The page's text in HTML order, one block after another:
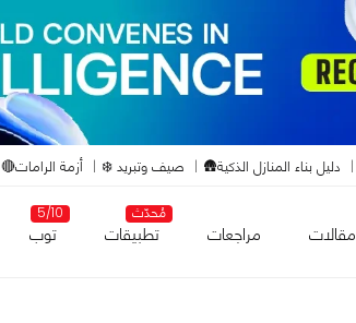
دليل بناء المنازل الذكية🛖 صيف وتبريد ❄️ أزمة الرامات🔴
مقالات مراجعات
مُحدّث
تطبيقات
5/10
توب